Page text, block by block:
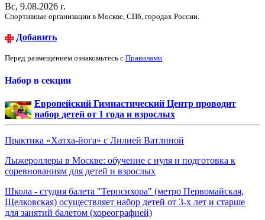
Вс, 9.08.2026 г.
Спортивные организации в Москве, СПб, городах России.
Добавить
Перед размещением ознакомьтесь с Правилами
Набор в секции
Европейский Гимнастический Центр проводит
набор детей от 1 года и взрослых
Практика «Хатха-йога» с Лилией Ватлиной
Лыжероллеры в Москве: обучение с нуля и подготовка к
соревнованиям для детей и взрослых
Школа - студия балета "Терпсихора" (метро Первомайская,
Щелковская) осуществляет набор детей от 3-х лет и старше
для занятий балетом (хореографией)